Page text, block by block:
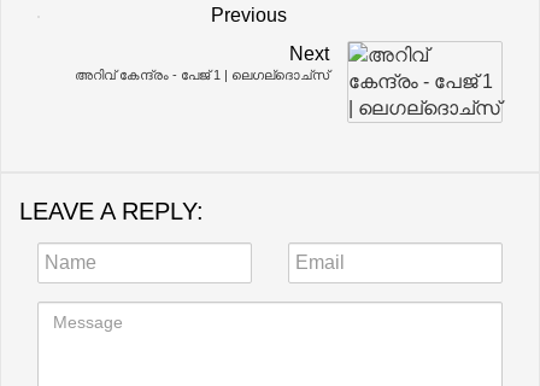
Previous
Next
അറിവ് കേന്ദ്രം - പേജ് 1 | ലെഗല്ദൊച്സ്
LEAVE A REPLY: